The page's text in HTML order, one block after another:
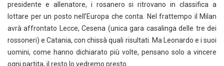
presidente e allenatore, i rosanero si ritrovano in classifica a
lottare per un posto nell’Europa che conta. Nel frattempo il Milan
avrà affrontato Lecce, Cesena (unica gara casalinga delle tre dei
rossoneri) e Catania, con chissà quali risultati. Ma Leonardo e i suoi
uomini, come hanno dichiarato più volte, pensano solo a vincere
ogni partita, il resto lo vedremo presto.